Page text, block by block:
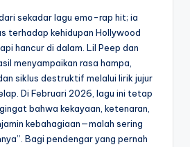
sekadar lagu emo-rap hit; ia
terhadap kehidupan Hollywood
hancur di dalam. Lil Peep dan
menyampaikan rasa hampa,
siklus destruktif melalui lirik jujur
Di Februari 2026, lagu ini tetap
bahwa kekayaan, ketenaran,
kebahagiaan—malah sering
Bagi pendengar yang pernah